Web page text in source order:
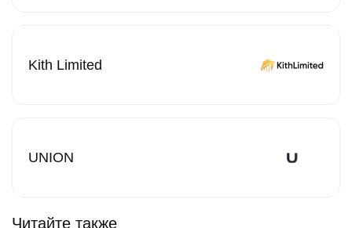
Kith Limited
UNION
Читайте также